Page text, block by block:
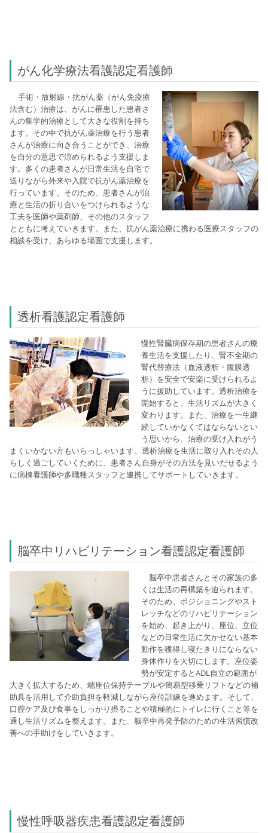
がん化学療法看護認定看護師
手術・放射線・抗がん薬（がん免疫療
法含む）治療は、がんに罹患した患者さ
んの集学的治療として大きな役割を持ち
ます。その中で抗がん薬治療を行う患者
さんが治療に向き合うことができ、治療
を自分の意思で涼められるよう支援しま
す。多くの患者さんが日常生活を自宅で
送りながら外来や入院で抗がん薬治療を
行っています。そのため、患者さんが治
療と生活の折り合いをつけられるような
工夫を医師や薬剤師、その他のスタッフ
とともに考えていきます。また、抗がん薬治療に携わる医療スタッフの
相談を受け、あらゆる場面で支援します。
透析看護認定看護師
慢性腎臓病保存期の患者さんの療
養生活を支援したり、腎不全期の
腎代替療法（血液透析・腹膜透
析）を安全で安楽に受けられるよ
うに援助しています。透析治療を
開始すると、生活リズムが大きく
変わります。また、治療を一生継
続していかなくてはならないとい
う思いから、治療の受け入れがう
まくいかない方もいらっしゃいます。透析治療を生活に取り入れその人
らしく過ごしていくために、患者さん自身がその方法を見いだせるよう
に病棟看護師や多職種スタッフと連携してサポートしていきます。
脳卒中リハビリテーション看護認定看護師
脳卒中患者さんとその家族の多
くは生活の再構築を迫られます。
そのため、ポジショニングやスト
レッチなどのリハビリテーション
を始め、起き上がり、座位、立位
などの日常生活に欠かせない基本
動作を獲得し寝たきりにならない
身体作りを大切にします。座位姿
勢が安定するとADL自立の範囲が
大きく拡大するため、端座位保持テーブルや簡易型移乗リフトなどの補
助具を活用して介助負担を軽減しながら座位訓練を進めます。そして、
口腔ケア及び食事をしっかり摂ることや積極的にトイレに行くこと等を
通し生活リズムを整えます。
また、脳卒中再発予防のための生活習慣改
善への手助けをしていきます。
慢性呼吸器疾患看護認定看護師